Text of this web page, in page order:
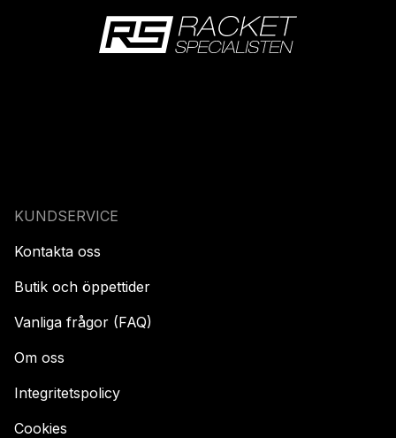
KUNDSERVICE
Kontakta oss
Butik och öppettider
Vanliga frågor (FAQ)
Om oss
Integritetspolicy
Cookies